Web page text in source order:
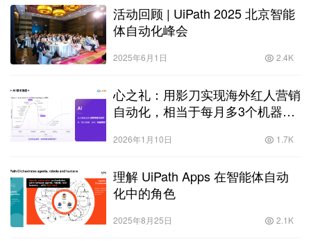
活动回顾 | UiPath 2025 北京智能
体自动化峰会
2025年6月1日 2.4K
心之礼：用影刀实现海外红人营销
自动化，相当于每月多3个机器人
2026年1月10日 1.7K
理解 UiPath Apps 在智能体自动
化中的角色
2025年8月25日 2.1K